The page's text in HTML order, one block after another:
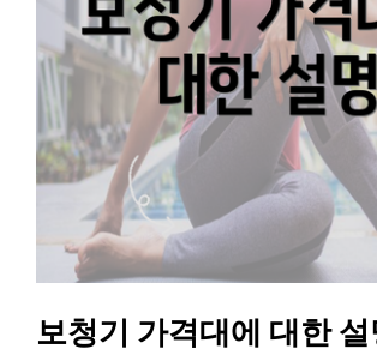
보청기 가격대에 대한 설